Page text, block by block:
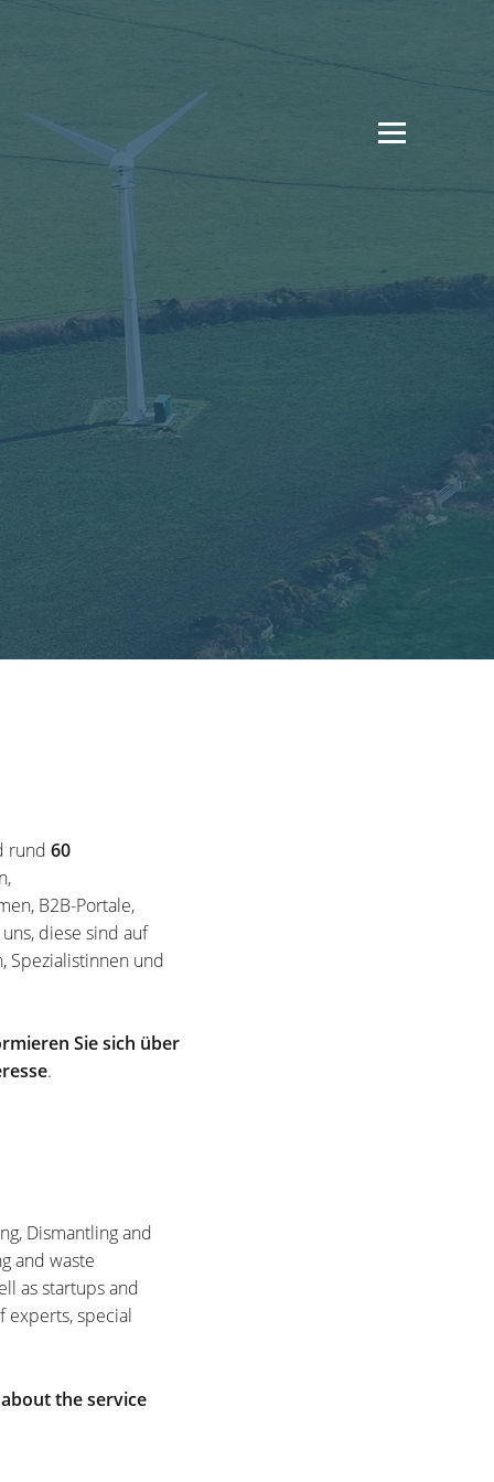
rund 60
B2B-Portale,
diese sind auf
Spezialistinnen und
Sie sich über
.
Dismantling and
and waste
as startups and
experts, special
the service